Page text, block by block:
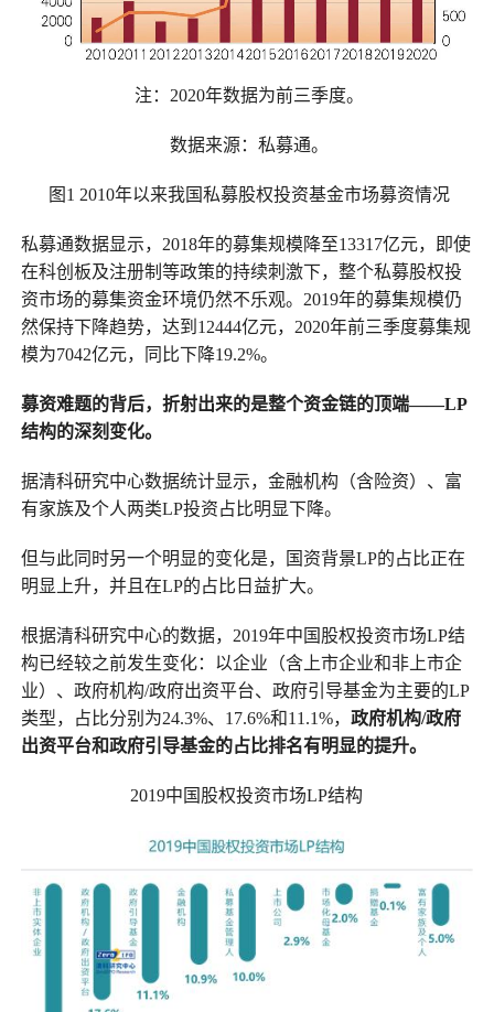
注：2020年数据为前三季度。
数据来源：私募通。
图1 2010年以来我国私募股权投资基金市场募资情况
私募通数据显示，2018年的募集规模降至13317亿元，即使
在科创板及注册制等政策的持续刺激下，整个私募股权投
资市场的募集资金环境仍然不乐观。2019年的募集规模仍
然保持下降趋势，达到12444亿元，2020年前三季度募集规
模为7042亿元，同比下降19.2%。
募资难题的背后，折射出来的是整个资金链的顶端——LP
结构的深刻变化。
据清科研究中心数据统计显示，金融机构（含险资）、富
有家族及个人两类LP投资占比明显下降。
但与此同时另一个明显的变化是，国资背景LP的占比正在
明显上升，并且在LP的占比日益扩大。
根据清科研究中心的数据，2019年中国股权投资市场LP结
构已经较之前发生变化：以企业（含上市企业和非上市企
业）、政府机构/政府出资平台、政府引导基金为主要的LP
类型，占比分别为24.3%、17.6%和11.1%， 政府机构/政府
出资平台和政府引导基金的占比排名有明显的提升。
2019中国股权投资市场LP结构